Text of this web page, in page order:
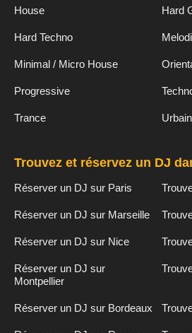
House Hard
Hard Techno
Minimal / Micro House
Progressive
Trance
Trouvez et réservez un DJ
Réserver un DJ sur Paris
Réserver un DJ sur Marseille
Réserver un DJ sur Nice
Réserver un DJ sur
Montpellier
Réserver un DJ sur Bordeaux